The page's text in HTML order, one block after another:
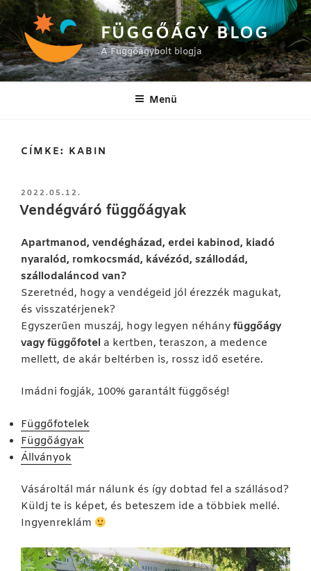
Tartalomhoz
FÜGGŐÁGY BLOG
A Függőágybolt blogja
Menü
CÍMKE: KABIN
BEKÜLDVE:
2022.05.12.
Vendégváró függőágyak
Apartmanod, vendégházad, erdei kabinod, kiadó
nyaralód, romkocsmád, kávézód, szállodád,
szállodaláncod van?
Szeretnéd, hogy a vendégeid jól érezzék magukat,
és visszatérjenek?
Egyszerűen muszáj, hogy legyen néhány függőágy
vagy függőfotel a kertben, teraszon, a medence
mellett, de akár beltérben is, rossz idő esetére.
Imádni fogják, 100% garantált függőség!
Függőfotelek
Függőágyak
Állványok
Vásároltál már nálunk és így dobtad fel a szállásod?
Küldj te is képet, és beteszem ide a többiek mellé.
Ingyenreklám